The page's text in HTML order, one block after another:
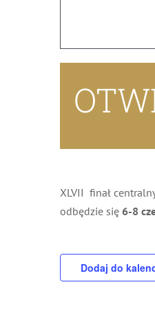
XLVII finał
odbędzie się 6-8
Dodaj do